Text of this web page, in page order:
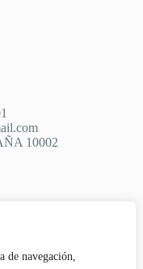
de navegación,
10002